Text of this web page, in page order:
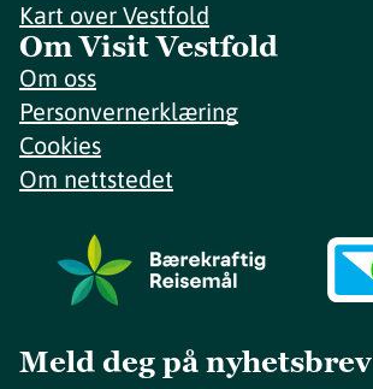
Kart over Vestfold
Om Visit Vestfold
Om oss
Personvernerklæring
Cookies
Om nettstedet
Meld deg på nyhetsbrev